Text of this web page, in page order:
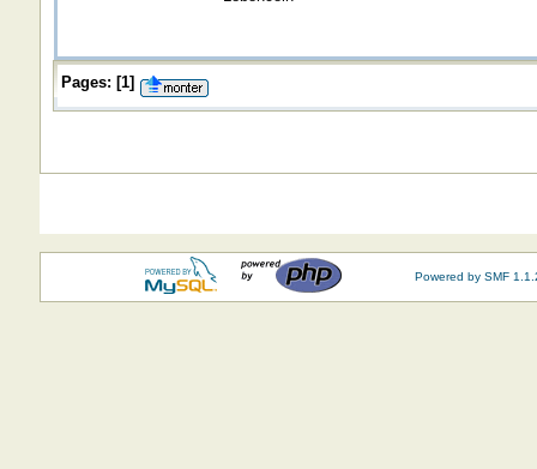
Pages: [1]
Powered by SMF